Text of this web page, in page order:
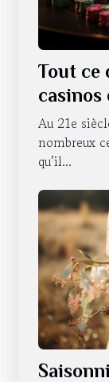
Tout ce
casinos
lancer
Au 21e
nombreux
qu’il...